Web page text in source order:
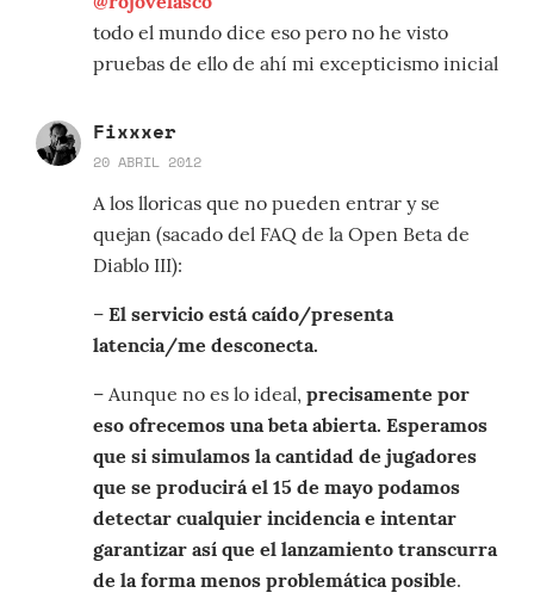
todo el mundo dice eso pero no he visto
pruebas de ello de ahí mi excepticismo inicial
Fixxxer
20 ABRIL 2012
A los lloricas que no pueden entrar y se
quejan (sacado del FAQ de la Open Beta de
Diablo III):
– El servicio está caído/presenta
latencia/me desconecta.
– Aunque no es lo ideal, precisamente por
eso ofrecemos una beta abierta. Esperamos
que si simulamos la cantidad de jugadores
que se producirá el 15 de mayo podamos
detectar cualquier incidencia e intentar
garantizar así que el lanzamiento transcurra
de la forma menos problemática posible.